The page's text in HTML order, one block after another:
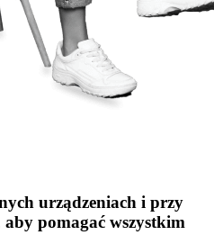
urządzeniach i przy
pomagać wszystkim